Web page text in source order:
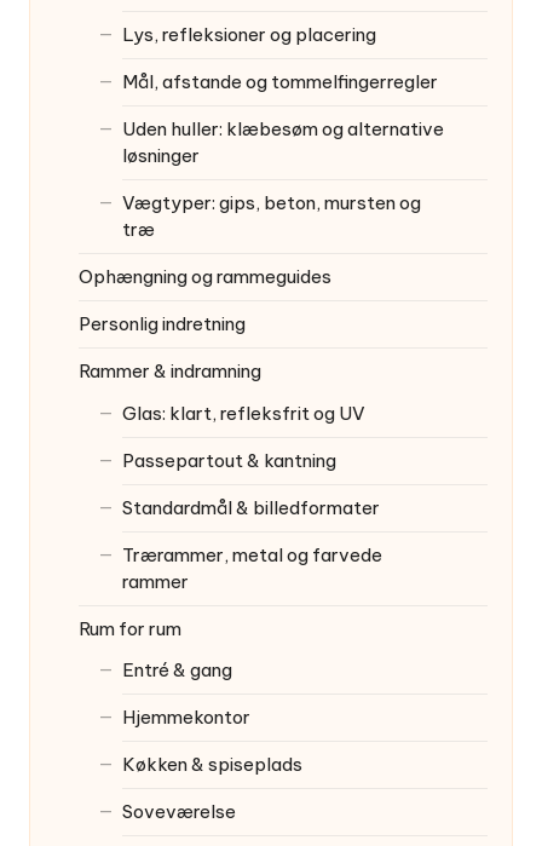
Lys, refleksioner og placering
Mål, afstande og tommelfingerregler
Uden huller: klæbesøm og alternative
løsninger
Vægtyper: gips, beton, mursten og
træ
Ophængning og rammeguides
Personlig indretning
Rammer & indramning
Glas: klart, refleksfrit og UV
Passepartout & kantning
Standardmål & billedformater
Trærammer, metal og farvede
rammer
Rum for rum
Entré & gang
Hjemmekontor
Køkken & spiseplads
Soveværelse